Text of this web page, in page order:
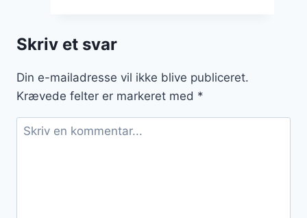
Skriv et svar
Din e-mailadresse vil ikke blive publiceret.
Krævede felter er markeret med *